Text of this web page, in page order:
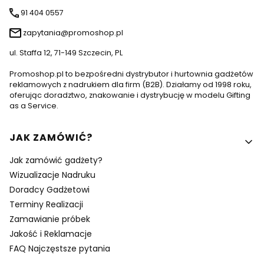
91 404 0557
zapytania@promoshop.pl
ul. Staffa 12, 71-149 Szczecin, PL
Promoshop.pl to bezpośredni dystrybutor i hurtownia gadżetów
reklamowych z nadrukiem dla firm (B2B). Działamy od 1998 roku,
oferując doradztwo, znakowanie i dystrybucję w modelu Gifting
as a Service.
Linki w stopce
JAK ZAMÓWIĆ?
Jak zamówić gadżety?
Wizualizacje Nadruku
Doradcy Gadżetowi
Terminy Realizacji
Zamawianie próbek
Jakość i Reklamacje
FAQ Najczęstsze pytania